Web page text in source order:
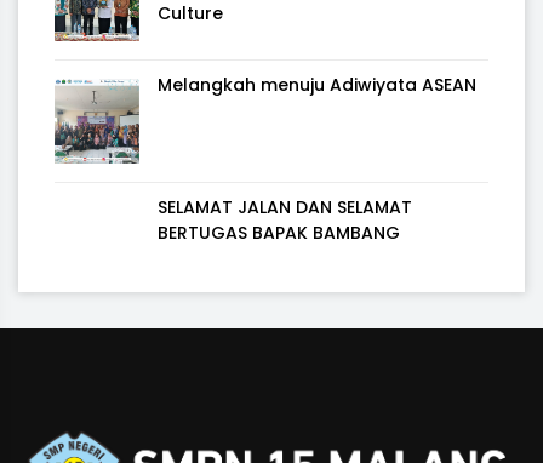
Culture
Melangkah menuju Adiwiyata ASEAN
SELAMAT JALAN DAN SELAMAT
BERTUGAS BAPAK BAMBANG